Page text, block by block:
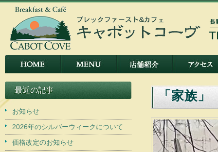
「家族」
最近の記事
お知らせ
2026年のシルバーウィークについて
価格改定のお知らせ